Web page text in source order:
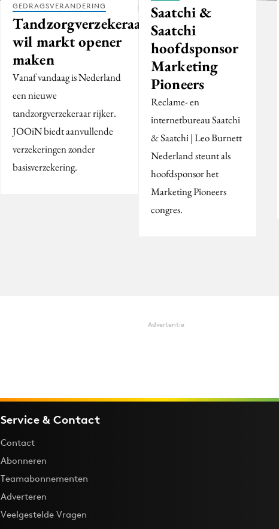
GEDRAGSVERANDERING
Tandzorgverzekeraar
wil markt opener
maken
Vanaf vandaag is Nederland
een nieuwe
tandzorgverzekeraar rijker.
JOOiN biedt aanvullende
verzekeringen zonder
basisverzekering.
Saatchi &
Saatchi
hoofdsponsor
Marketing
Pioneers
Reclame- en
internetbureau Saatchi
& Saatchi | Leo Burnett
Nederland steunt als
hoofdsponsor het
Marketing Pioneers
congres.
Advertentie
Service & Contact
Contact
Abonneren
Teamabonnementen
Adverteren
Veelgestelde Vragen